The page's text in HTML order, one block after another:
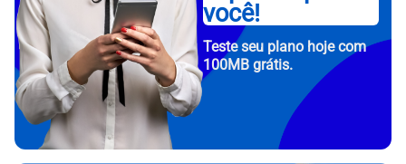
você!
Teste seu plano hoje com
100MB grátis.